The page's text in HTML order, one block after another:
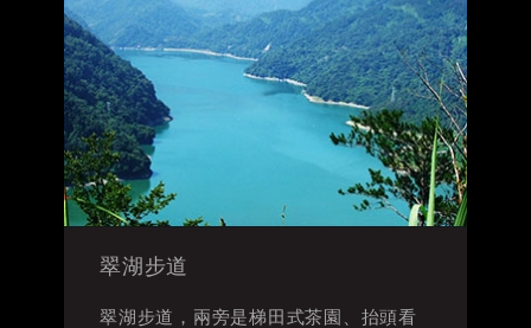
翠湖步道
翠湖步道，兩旁是梯田式茶園、抬頭看